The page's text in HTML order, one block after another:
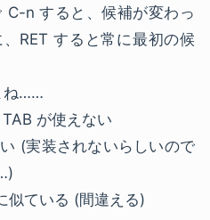
C-n すると、候補が変わっ
RET すると常に最初の候
ね……
が使えない
(実装されないらしいので
似ている (間違える)